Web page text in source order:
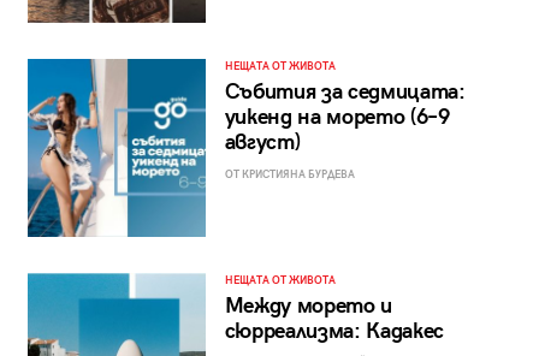
НЕЩАТА ОТ ЖИВОТА
Събития за седмицата:
уикенд на морето (6–9
август)
ОТ КРИСТИЯНА БУРДЕВА
НЕЩАТА ОТ ЖИВОТА
Между морето и
сюрреализма: Кадакес